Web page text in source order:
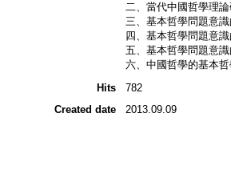
二、當代中國哲學理
三、基本哲學問題意
四、基本哲學問題意
五、基本哲學問題意
六、中國哲學的基本
Hits
782
Created date
2013.09.09